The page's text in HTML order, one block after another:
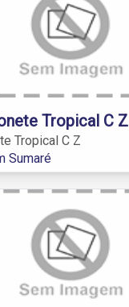
Tropical C Z
Tropical C Z
Sumaré